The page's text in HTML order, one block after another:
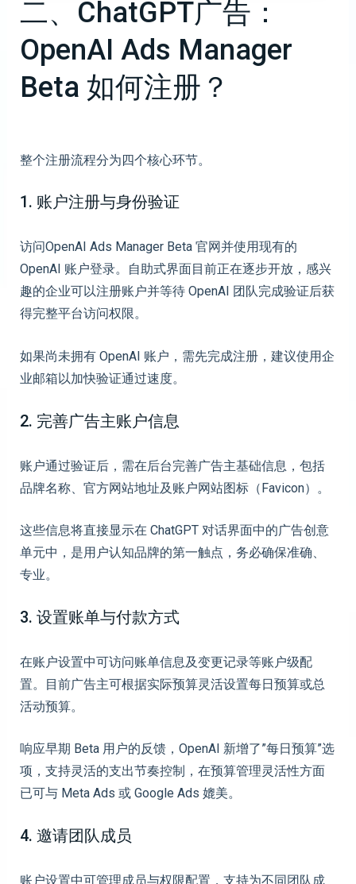
二、ChatGPT广告：
OpenAI Ads Manager
Beta 如何注册？
整个注册流程分为四个核心环节。
1. 账户注册与身份验证
访问OpenAI Ads Manager Beta 官网并使用现有的
OpenAI 账户登录。自助式界面目前正在逐步开放，感兴
趣的企业可以注册账户并等待 OpenAI 团队完成验证后获
得完整平台访问权限。
如果尚未拥有 OpenAI 账户，需先完成注册，建议使用企
业邮箱以加快验证通过速度。
2. 完善广告主账户信息
账户通过验证后，需在后台完善广告主基础信息，包括
品牌名称、官方网站地址及账户网站图标（Favicon）。
这些信息将直接显示在 ChatGPT 对话界面中的广告创意
单元中，是用户认知品牌的第一触点，务必确保准确、
专业。
3. 设置账单与付款方式
在账户设置中可访问账单信息及变更记录等账户级配
置。目前广告主可根据实际预算灵活设置每日预算或总
活动预算。
响应早期 Beta 用户的反馈，OpenAI 新增了”每日预算”选
项，支持灵活的支出节奏控制，在预算管理灵活性方面
已可与 Meta Ads 或 Google Ads 媲美。
4. 邀请团队成员
账户设置中可管理成员与权限配置，支持为不同团队成